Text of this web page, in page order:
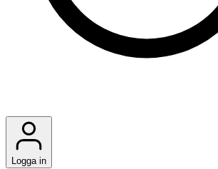
Logga in